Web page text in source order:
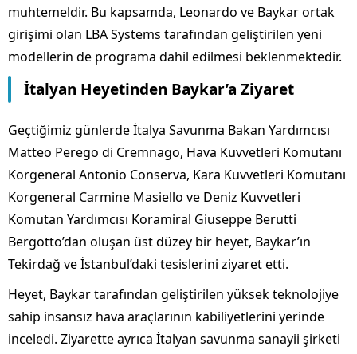
muhtemeldir. Bu kapsamda, Leonardo ve Baykar ortak
girişimi olan LBA Systems tarafından geliştirilen yeni
modellerin de programa dahil edilmesi beklenmektedir.
İtalyan Heyetinden Baykar’a Ziyaret
Geçtiğimiz günlerde İtalya Savunma Bakan Yardımcısı
Matteo Perego di Cremnago, Hava Kuvvetleri Komutanı
Korgeneral Antonio Conserva, Kara Kuvvetleri Komutanı
Korgeneral Carmine Masiello ve Deniz Kuvvetleri
Komutan Yardımcısı Koramiral Giuseppe Berutti
Bergotto’dan oluşan üst düzey bir heyet, Baykar’ın
Tekirdağ ve İstanbul’daki tesislerini ziyaret etti.
Heyet, Baykar tarafından geliştirilen yüksek teknolojiye
sahip insansız hava araçlarının kabiliyetlerini yerinde
inceledi. Ziyarette ayrıca İtalyan savunma sanayii şirketi